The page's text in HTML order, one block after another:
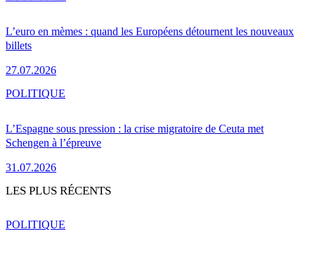
L’euro en mèmes : quand les Européens détournent les nouveaux
billets
27.07.2026
L’Espagne sous pression : la crise migratoire de Ceuta met
Schengen à l’épreuve
31.07.2026
POLITIQUE
LES PLUS RÉCENTS
POLITIQUE